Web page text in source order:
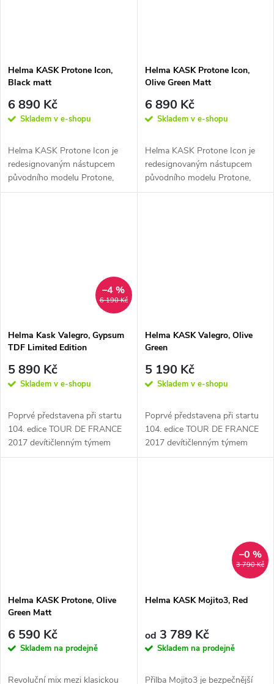
Helma KASK Protone Icon,
Black matt
6 890 Kč
Skladem v e-shopu
Helma KASK Protone Icon je
redesignovaným nástupcem
původního modelu Protone,
což byla helma, která je
Helma KASK Protone Icon,
Olive Green Matt
6 890 Kč
Skladem v e-shopu
Helma KASK Protone Icon je
redesignovaným nástupcem
původního modelu Protone,
což byla helma, která je
6 190 Kč
–4 %
Helma Kask Valegro, Gypsum
TDF Limited Edition
5 890 Kč
Skladem v e-shopu
Poprvé představena při startu
104. edice TOUR DE FRANCE
2017 devítičlenným týmem
závodníků týmu SKY včetně
Helma KASK Valegro, Olive
Green
5 190 Kč
Skladem v e-shopu
Poprvé představena při startu
104. edice TOUR DE FRANCE
2017 devítičlenným týmem
závodníků týmu SKY včetně
Helma KASK Protone, Olive
Green Matt
6 590 Kč
Skladem na prodejně
Revoluční mix mezi klasickou
3 790 Kč
–0 %
Helma KASK Mojito3, Red
od 3 789 Kč
Skladem na prodejně
Přilba Mojito3 je bezpečnější